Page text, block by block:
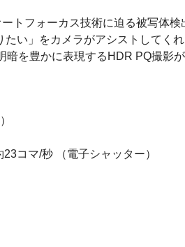
トフォーカス技術に迫る被写体
い」をカメラがアシストしてく
を豊かに表現するHDR PQ撮影
コマ/秒 （電子シャッター）